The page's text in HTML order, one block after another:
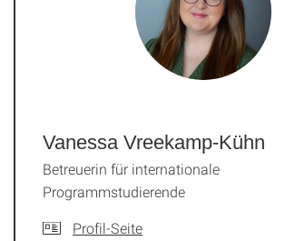
Vanessa Vreekamp-Kühn
Betreuerin für internationale
Programmstudierende
Profil-Seite